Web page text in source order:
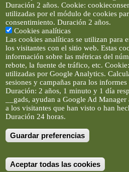
Artículos e imágenes son
permite la difusión de los textos ni
contenido de este portal. (Ver
Duración 2 años. Cookie:
utilizadas por el módulo de cookies
consentimiento. Duración 2 años.
Cookies analíticas
Las cookies analíticas se utilizan para
los visitantes con el sitio web. Estas
información sobre las métricas del
rebote, la fuente de tráfico, etc.
utilizadas por Google Analytics.
sesiones y campañas para los
Duración: 2 años, 1 minuto y 1 día
__gads, ayudan a Google Ad
a los visitantes que han visto o han
Duración 24 horas.
Guardar preferencias
Aceptar todas las cookies